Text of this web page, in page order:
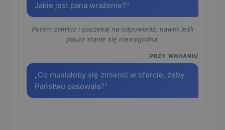
Jakie jest pana wrażenie?"
Potem zamilcz i poczekaj na odpowiedź, nawet jeśli
pauza stanie się niewygodna.
PRZY WAHANIU
„Co musiałoby się zmienić w ofercie, żeby
Państwu pasowała?"